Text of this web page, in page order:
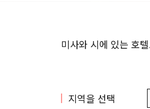
미사와 시에 있는 호
지역을 선택